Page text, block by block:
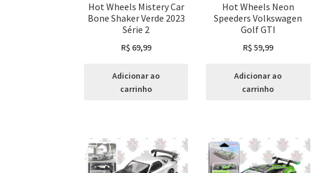
Hot Wheels Mistery Car
Bone Shaker Verde 2023
Série 2
R$ 69,99
Adicionar ao
carrinho
Hot Wheels Neon
Speeders Volkswagen
Golf GTI
R$ 59,99
Adicionar ao
carrinho